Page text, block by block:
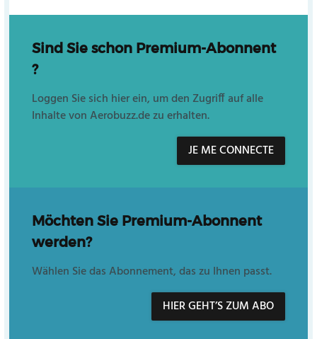
Sind Sie schon Premium-Abonnent
?
Loggen Sie sich hier ein, um den Zugriff auf alle
Inhalte von Aerobuzz.de zu erhalten.
JE ME CONNECTE
Möchten Sie Premium-Abonnent
werden?
Wählen Sie das Abonnement, das zu Ihnen passt.
HIER GEHT’S ZUM ABO